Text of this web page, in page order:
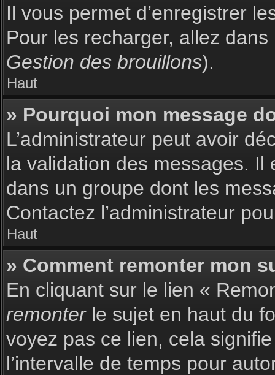
Il vous permet d’enregistrer
Pour les recharger, allez
Gestion des brouillons).
Haut
» Pourquoi mon message
L’administrateur peut avoir
la validation des messages. Il
dans un groupe dont les
Contactez l’administrateur
Haut
» Comment remonter mon
En cliquant sur le lien «
remonterle sujet en haut du
voyez pas ce lien, cela
l’intervalle de temps pour